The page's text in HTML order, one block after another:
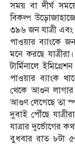
সময় বা দীর্ঘ
বিকল্প উড়োজাহাজে
৩৯৬ জন যাত্রী
পাওয়ার ব্যাংকে
মনে করছে
টার্মিনালে
পাওয়ার ব্যাংক
থেকে আগুন লাগার
আগুণ লেগেছে তা
দুবাই পৌঁছে
যাত্রার দুর্ভোগের
বুধবার রাত ৮টা